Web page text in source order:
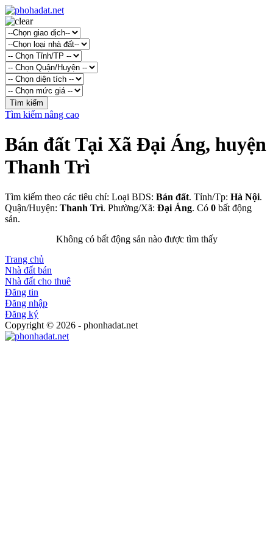
Tìm kiếm nâng cao
Bán đất Tại Xã Đại Áng, huyện
Thanh Trì
Tìm kiếm theo các tiêu chí: Loại BDS: Bán đất. Tỉnh/Tp: Hà Nội.
Quận/Huyện: Thanh Trì. Phường/Xã: Đại Áng. Có 0 bất động
sản.
Không có bất động sản nào được tìm thấy
Trang chủ
Nhà đất bán
Nhà đất cho thuê
Đăng tin
Đăng nhập
Đăng ký
Copyright © 2026 - phonhadat.net